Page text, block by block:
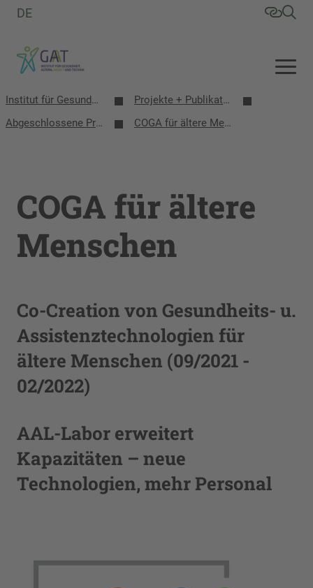
DE
Institut für Gesundheit, Altern, Arbeit und Technik (GAT)
Projekte + Publikationen
Abgeschlossene Projekte
COGA für ältere Menschen
COGA für ältere
Menschen
Co-Creation von Gesundheits- u.
Assistenztechnologien für
ältere Menschen (09/2021 -
02/2022)
AAL-Labor erweitert
Kapazitäten – neue
Technologien, mehr Personal